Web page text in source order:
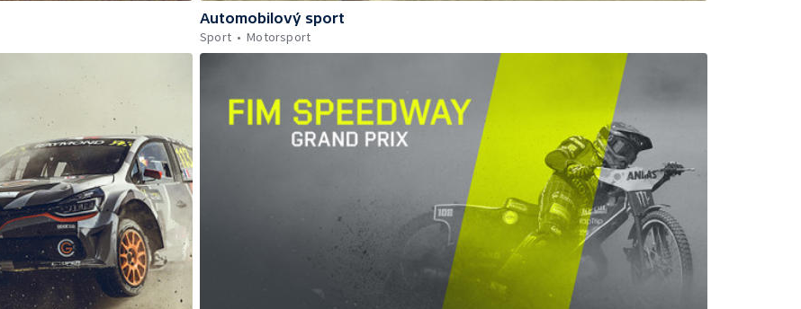
Automobilový sport
Sport
Motorsport